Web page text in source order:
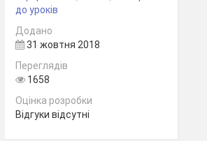
до уроків
Додано
31 жовтня 2018
Переглядів
1658
Оцінка розробки
Відгуки відсутні